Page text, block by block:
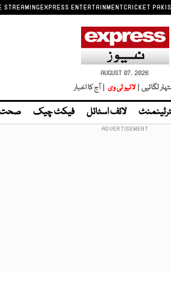
STREAMINGEXPRESS ENTERTAINMENTCRICKET
AUGUST 07, 2026
لگائیں | لائیو ٹی وی | آج کا اخبار
لائف اسٹائل فیکٹ چیک